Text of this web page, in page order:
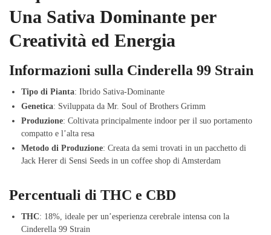
Una Sativa Dominante per
Creatività ed Energia
Informazioni sulla Cinderella 99 Strain
Tipo di Pianta: Ibrido Sativa-Dominante
Genetica: Sviluppata da Mr. Soul of Brothers Grimm
Produzione: Coltivata principalmente indoor per il suo portamento
compatto e l’alta resa
Metodo di Produzione: Creata da semi trovati in un pacchetto di
Jack Herer di Sensi Seeds in un coffee shop di Amsterdam
Percentuali di THC e CBD
THC: 18%, ideale per un’esperienza cerebrale intensa con la
Cinderella 99 Strain